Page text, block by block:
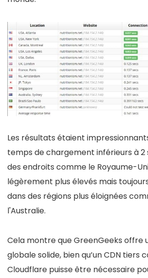
Les résultats étaient
temps de chargement inférieurs à 2
des endroits comme le Royaume-
légèrement plus élevés mais
dans des régions plus éloignées
l'Australie.
Cela montre que GreenGeeks offre
globale solide, bien qu’un CDN tiers
Cloudflare puisse être nécessaire